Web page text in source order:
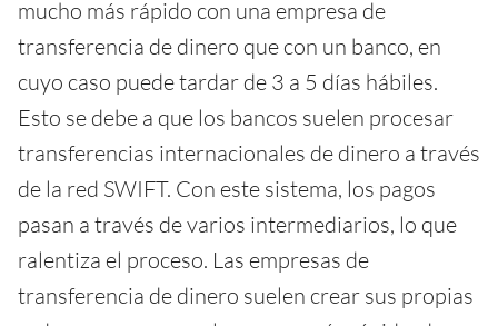
mucho más rápido con una empresa de
transferencia de dinero que con un banco, en
cuyo caso puede tardar de 3 a 5 días hábiles.
Esto se debe a que los bancos suelen procesar
transferencias internacionales de dinero a través
de la red SWIFT. Con este sistema, los pagos
pasan a través de varios intermediarios, lo que
ralentiza el proceso. Las empresas de
transferencia de dinero suelen crear sus propias